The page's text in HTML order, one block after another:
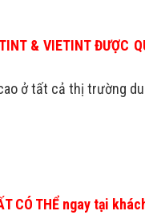
& VIETINT ĐƯỢC
ở tất cả thị trường
CÓ THỂ ngay tại